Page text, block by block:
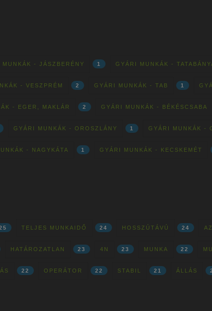
MUNKÁK - JÁSZBERÉNY 1 GYÁRI MUNKÁK -
- VESZPRÉM 2 GYÁRI MUNKÁK - TAB 1
- EGER, MAKLÁR 2 GYÁRI MUNKÁK - BÉKÉSCSABA
GYÁRI MUNKÁK - OROSZLÁNY 1 GYÁRI MUNKÁK -
- NAGYKÁTA 1 GYÁRI MUNKÁK - KECSKEMÉT
TELJES MUNKAIDŐ 24 HOSSZÚTÁVÚ 24
HATÁROZATLAN 23 4N 23 MUNKA 22
22 OPERÁTOR 22 STABIL 21 ÁLLÁS